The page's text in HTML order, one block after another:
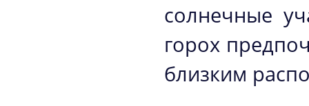
солнечные
горох
близким